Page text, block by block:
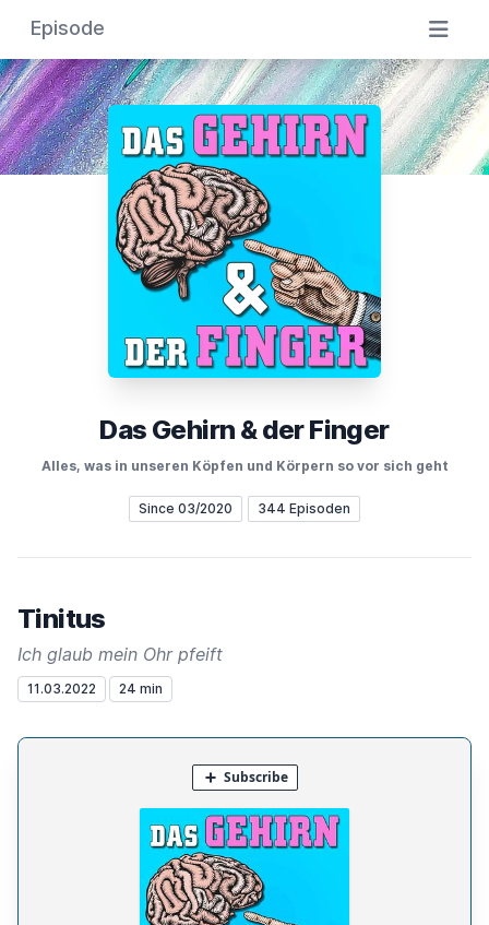
Episode
Das Gehirn & der Finger
Alles, was in unseren Köpfen und Körpern so vor sich geht
Since 03/2020 344 Episoden
Tinitus
Ich glaub mein Ohr pfeift
11.03.2022 24 min